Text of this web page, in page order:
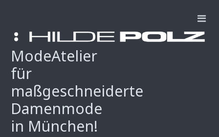
ModeAtelier
für
maßgeschneiderte
Damenmode
in München!